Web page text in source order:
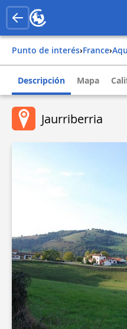
Punto de interés› france›
Descripción Mapa
Jaurriberria